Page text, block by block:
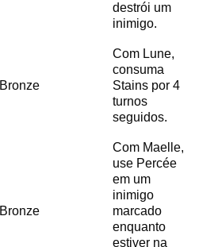
destrói um
inimigo.
Bronze
Com Lune,
consuma
Stains por 4
turnos
seguidos.
Bronze
Com Maelle,
use Percée
em um
inimigo
marcado
enquanto
estiver na